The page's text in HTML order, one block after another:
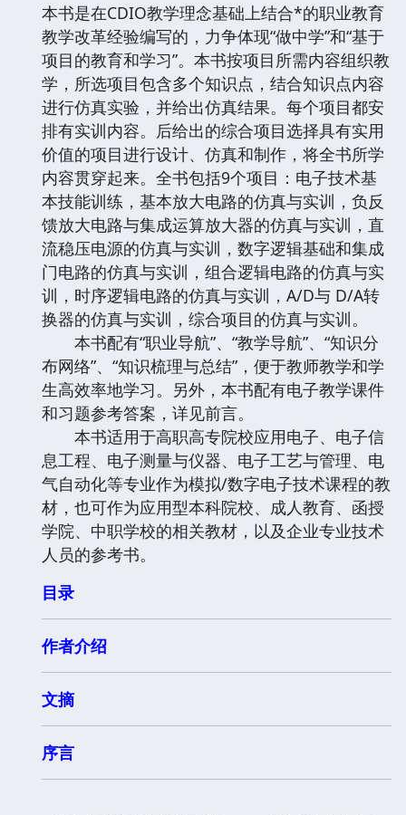
本书是在CDIO教学理念基础上结合*的职业教育
教学改革经验编写的，力争体现“做中学”和“基于
项目的教育和学习”。本书按项目所需内容组织教
学，所选项目包含多个知识点，结合知识点内容
进行仿真实验，并给出仿真结果。每个项目都安
排有实训内容。后给出的综合项目选择具有实用
价值的项目进行设计、仿真和制作，将全书所学
内容贯穿起来。全书包括9个项目：电子技术基
本技能训练，基本放大电路的仿真与实训，负反
馈放大电路与集成运算放大器的仿真与实训，直
流稳压电源的仿真与实训，数字逻辑基础和集成
门电路的仿真与实训，组合逻辑电路的仿真与实
训，时序逻辑电路的仿真与实训，A/D与 D/A转
换器的仿真与实训，综合项目的仿真与实训。
本书配有“职业导航”、“教学导航”、“知识分
布网络”、“知识梳理与总结”，便于教师教学和学
生高效率地学习。另外，本书配有电子教学课件
和习题参考答案，详见前言。
本书适用于高职高专院校应用电子、电子信
息工程、电子测量与仪器、电子工艺与管理、电
气自动化等专业作为模拟/数字电子技术课程的教
材，也可作为应用型本科院校、成人教育、函授
学院、中职学校的相关教材，以及企业专业技术
人员的参考书。
目录
作者介绍
文摘
序言